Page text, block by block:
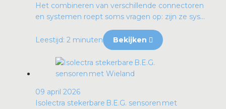
Het combineren van verschillende connectoren
en systemen roept soms vragen op: zijn ze sys...
Leestijd: 2 minuten Bekijken
09 april 2026
Isolectra stekerbare B.E.G. sensoren met